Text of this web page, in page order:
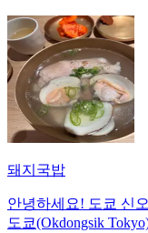
돼지국밥
안녕하세요! 도쿄 신
도쿄(Okdongsik